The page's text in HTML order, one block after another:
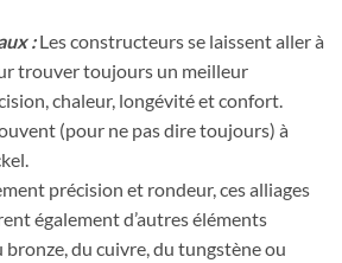
:Les constructeurs se laissent aller à
trouver toujours un meilleur
chaleur, longévité et confort.
(pour ne pas dire toujours) à
précision et rondeur, ces alliages
également d’autres éléments
bronze, du cuivre, du tungstène ou